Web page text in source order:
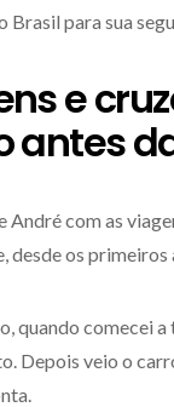
Brasil para sua
e
antes
André com as
desde os
quando comecei
Depois veio o